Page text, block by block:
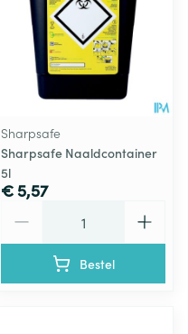
Sharpsafe
Sharpsafe Naaldcontainer
5l
€ 5,57
Bestel